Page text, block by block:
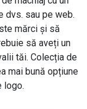
dvs. sau pe web.
mărci și să
să aveți un
tăi. Colecția de
mai bună opțiune
logo.